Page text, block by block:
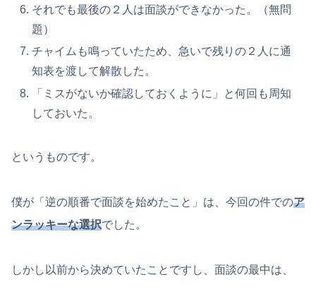
それでも最後の２人は面談ができなかった。（無問
題）
チャイムも鳴っていたため、急いで残りの２人に通
知表を渡して解散した。
「ミスがないか確認しておくように」と何回も周知
しておいた。
というものです。
僕が「逆の順番で面談を始めたこと」は、今回の件でのア
ンラッキーな選択でした。
しかし以前から決めていたことですし、面談の最中は、